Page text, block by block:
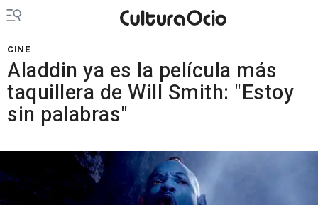
CINE
Aladdin ya es la película más
taquillera de Will Smith: "Estoy
sin palabras"